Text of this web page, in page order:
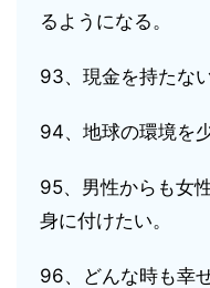
るようになる。
93、現金を持たな
94、地球の環境を
95、男性からも女
身に付けたい。
96、どんな時も幸